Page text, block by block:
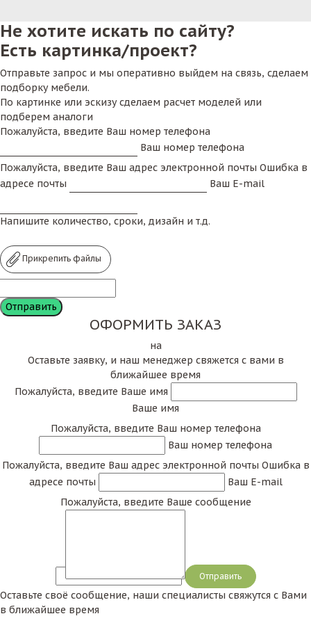
коктейлем, именующим окончание трудовой
недели. Согласитесь, неприятно сидеть за стойкой
бара, любуясь на темные пятна и глубокие
царапины на ее столешнице. Именно поэтому,
открывая заведение в данном стиле, приобретайте
качественные столешницы. Наиболее популярными
видами в настоящее время являются
искусственный камень, а также шпон или массив
натурального дерева с ламинированной
поверхностью. Ознакомьтесь так же сподстольями
поварами. Вы можете удивить клиента
стойке.
Что такое столешница
Столешница представляет собой основную часть
стола (верхнюю часть стола). Современные
столешницы выполняются из различных
материалов, могут иметь различную форму, в том
числе и неправильную, и применяются для
оформления различных помещений (если всего
несколько лет назад в ходу были лишь столешницы
, то сегодня довольно часто
потребителей интересует столешница в другие
помещения кафе).
Как уже было упомянуто выше, сегодня
столешницы изготавливают из различных
материалов. Чаще всего такими материалами
выступает натуральный и искусственный камень, а
Не хотите искать по сайту?
Есть картинка/проект?
Отправьте запрос и мы оперативно выйдем на связь, сделаем
подборку мебели.
По картинке или эскизу сделаем расчет моделей или
подберем аналоги
Пожалуйста, введите Ваш номер телефона
Ваш номер телефона
Пожалуйста, введите Ваш адрес электронной почты Ошибка в
адресе почты
Ваш E-mail
Напишите количество, сроки, дизайн и т.д.
Прикрепить файлы
ОФОРМИТЬ ЗАКАЗ
на
Оставьте заявку, и наш менеджер свяжется с вами в
ближайшее время
Пожалуйста, введите Ваше имя
Ваше имя
Пожалуйста, введите Ваш номер телефона
Ваш номер телефона
Пожалуйста, введите Ваш адрес электронной почты Ошибка в
адресе почты
Ваш E-mail
Пожалуйста, введите Ваше сообщение
Сообщение
Оставьте своё сообщение, наши специалисты свяжутся с Вами
в ближайшее время